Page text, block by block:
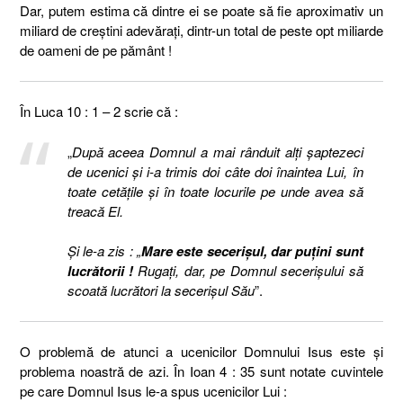
Dar, putem estima că dintre ei se poate să fie aproximativ un
miliard de creștini adevărați, dintr-un total de peste opt miliarde
de oameni de pe pământ !
În Luca 10 : 1 – 2 scrie că :
„După aceea Domnul a mai rânduit alţi şaptezeci
de ucenici şi i-a trimis doi câte doi înaintea Lui, în
toate cetăţile şi în toate locurile pe unde avea să
treacă El.
Şi le-a zis : „Mare este secerişul, dar puţini sunt
lucrătorii !Rugaţi, dar, pe Domnul secerişului să
scoată lucrători la secerişul Său”.
O problemă de atunci a ucenicilor Domnului Isus este și
problema noastră de azi. În Ioan 4 : 35 sunt notate cuvintele
pe care Domnul Isus le-a spus ucenicilor Lui :